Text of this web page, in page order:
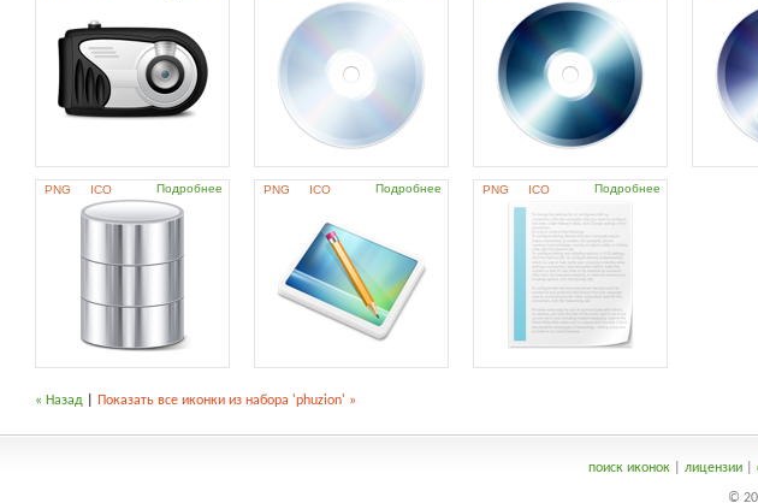
PNG ICO Подробнее PNG ICO Подробнее PNG ICO Подробнее
« Назад Показать все иконки из набора 'phuzion' »
поиск иконок| лицензии|
©